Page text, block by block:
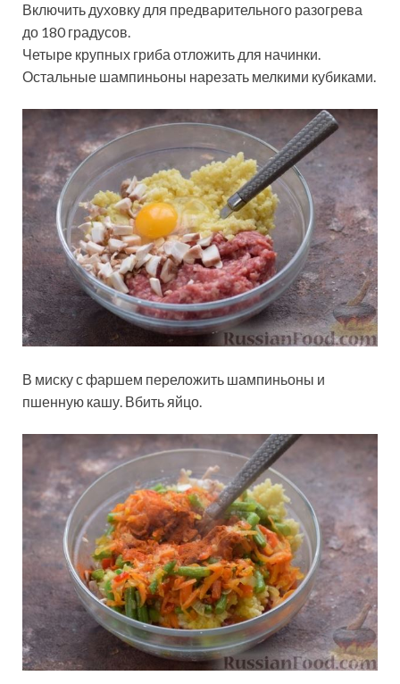
Включить духовку для предварительного разогрева
до 180 градусов.
Четыре крупных гриба отложить для начинки.
Остальные шампиньоны нарезать мелкими кубиками.
В миску с фаршем переложить шампиньоны и
пшенную кашу. Вбить яйцо.